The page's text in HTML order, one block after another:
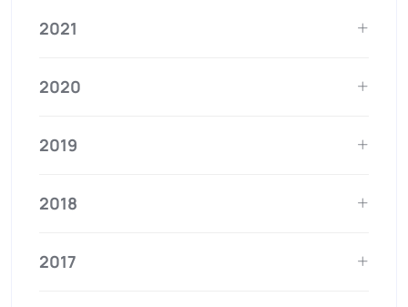
2021
2020
2019
2018
2017